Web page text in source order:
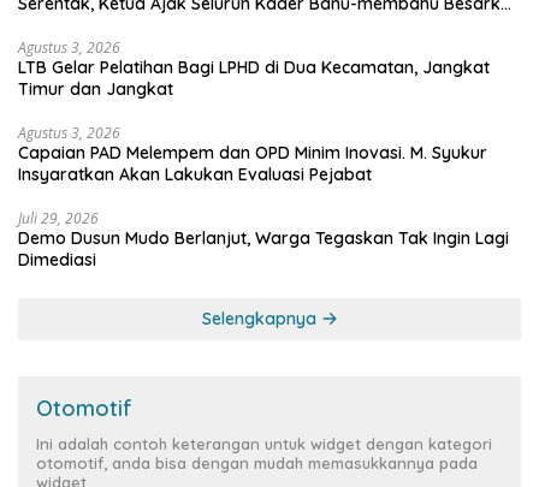
Agustus 3, 2026
LTB Gelar Pelatihan Bagi LPHD di Dua Kecamatan, Jangkat
Timur dan Jangkat
Agustus 3, 2026
Capaian PAD Melempem dan OPD Minim Inovasi. M. Syukur
Insyaratkan Akan Lakukan Evaluasi Pejabat
Juli 29, 2026
Demo Dusun Mudo Berlanjut, Warga Tegaskan Tak Ingin Lagi
Dimediasi
Selengkapnya
Otomotif
Ini adalah contoh keterangan untuk widget dengan kategori
otomotif, anda bisa dengan mudah memasukkannya pada
widget.